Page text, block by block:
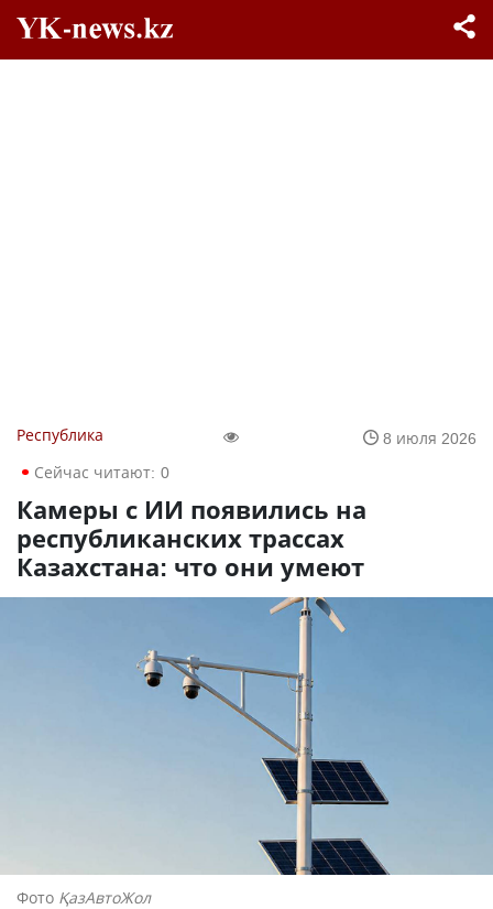
Республика
8 июля 2026
Сейчас читают: 0
Камеры с ИИ появились на
республиканских трассах
Казахстана: что они умеют
Фото ҚазАвтоЖол